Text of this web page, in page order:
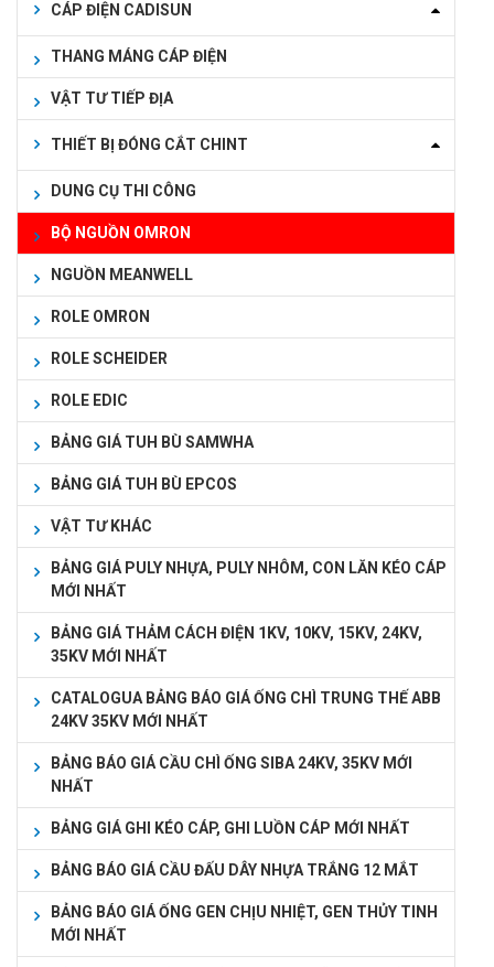
CÁP ĐIỆN CADISUN
THANG MÁNG CÁP ĐIỆN
VẬT TƯ TIẾP ĐỊA
THIẾT BỊ ĐÓNG CẮT CHINT
DUNG CỤ THI CÔNG
BỘ NGUỒN OMRON
NGUỒN MEANWELL
ROLE OMRON
ROLE SCHEIDER
ROLE EDIC
BẢNG GIÁ TUH BÙ SAMWHA
BẢNG GIÁ TUH BÙ EPCOS
VẬT TƯ KHÁC
BẢNG GIÁ PULY NHỰA, PULY NHÔM, CON LĂN KÉO CÁP
MỚI NHẤT
BẢNG GIÁ THẢM CÁCH ĐIỆN 1KV, 10KV, 15KV, 24KV,
35KV MỚI NHẤT
CATALOGUA BẢNG BÁO GIÁ ỐNG CHÌ TRUNG THẾ ABB
24KV 35KV MỚI NHẤT
BẢNG BÁO GIÁ CẦU CHÌ ỐNG SIBA 24KV, 35KV MỚI
NHẤT
BẢNG GIÁ GHI KÉO CÁP, GHI LUỒN CÁP MỚI NHẤT
BẢNG BÁO GIÁ CẦU ĐẤU DÂY NHỰA TRẮNG 12 MẮT
BẢNG BÁO GIÁ ỐNG GEN CHỊU NHIỆT, GEN THỦY TINH
MỚI NHẤT